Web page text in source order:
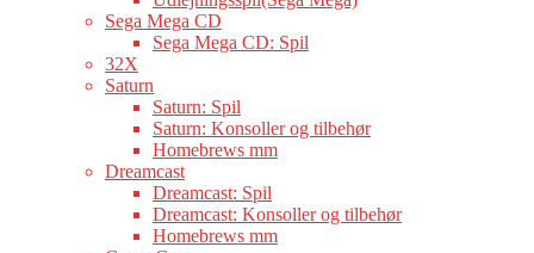
Sega Mega CD
Sega Mega CD: Spil
32X
Saturn
Saturn: Spil
Saturn: Konsoller og tilbehør
Homebrews mm
Dreamcast
Dreamcast: Spil
Dreamcast: Konsoller og tilbehør
Homebrews mm